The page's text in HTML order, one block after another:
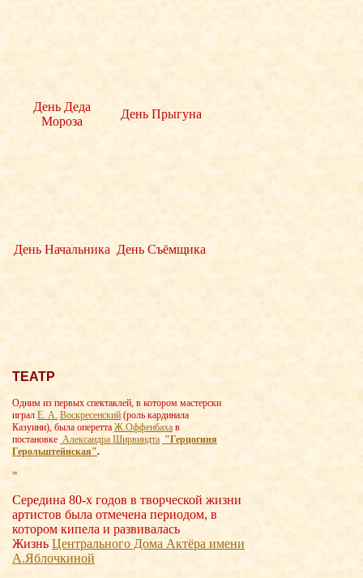
День Деда
Мороза
День Прыгуна
День Начальника День Съёмщика
ТЕАТР
Одним из первых спектаклей, в котором мастерски
играл Е. А. Воскресенский (роль кардинала
Казуини), была оперетта Ж.Оффенбаха в
постановке Александра Ширвиндта "Герцогиня
Герольштейнская".
=
Середина 80-х годов в творческой жизни
артистов была отмечена периодом, в
котором кипела и развивалась
Жизнь Центрального Дома Актёра имени
А.Яблочкиной